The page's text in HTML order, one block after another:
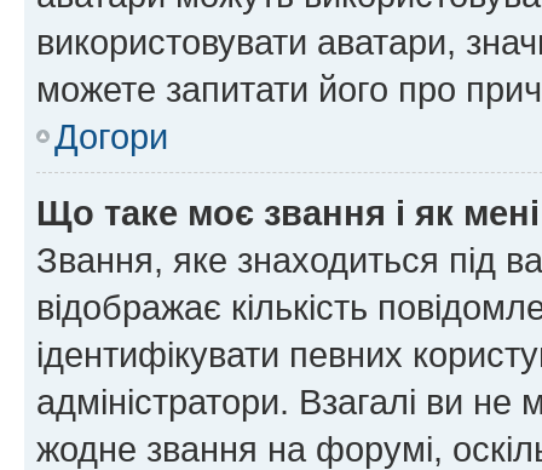
використовувати аватари,
можете запитати його про
Догори
Що таке моє звання і як
Звання, яке знаходиться під
відображає кількість
ідентифікувати певних
адміністратори. Взагалі ви
жодне звання на форумі,